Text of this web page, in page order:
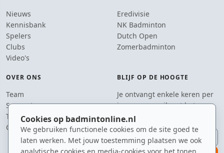
Cookies op badmintonline.nl
We gebruiken functionele cookies om de site goed te
laten werken. Met jouw toestemming plaatsen we ook
Nieuws
Kennisbank
Spelers
Clubs
Video's
Eredivisie
NK Badminton
Dutch Open
Zomerbadminton
OVER ONS
Team
Supporters
Tip de redactie
Contact
BLIJF OP DE HOOGTE
Je ontvangt enkele keren per
jaar een e-mail met het
laatste badmintonnieuws.
E-mailadres